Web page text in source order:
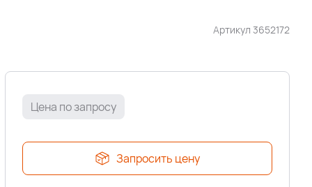
Артикул 3652172
Цена по запросу
Запросить цену